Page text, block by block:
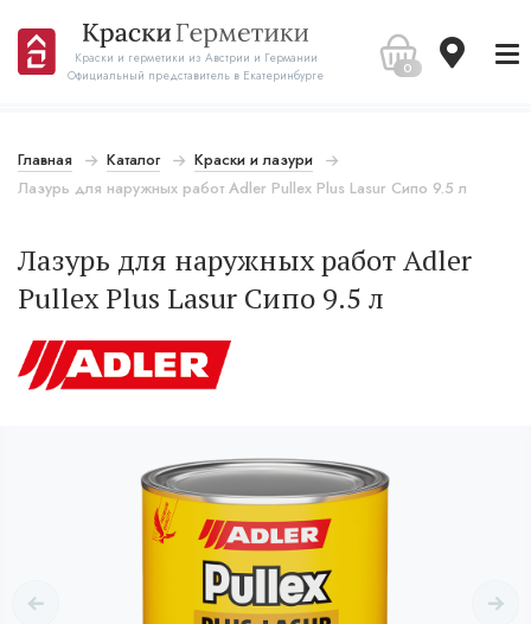
Краски и герметики из Австрии и Германии
Официальный представитель в Екатеринбурге
0
Главная Каталог
Краски и лазури
Лазурь для наружных работ Adler Pullex Plus Lasur Сипо 9.5 л
Лазурь для наружных работ Adler
Pullex Plus Lasur Сипо 9.5 л